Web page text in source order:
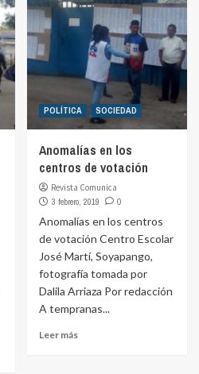
POLÍTICA SOCIEDAD
Anomalías en los
centros de votación
Revista Comunica
3 febrero, 2019
0
Anomalías en los centros
de votación Centro Escolar
José Martí, Soyapango,
fotografía tomada por
Dalila Arriaza Por redacción
A tempranas...
Leer más